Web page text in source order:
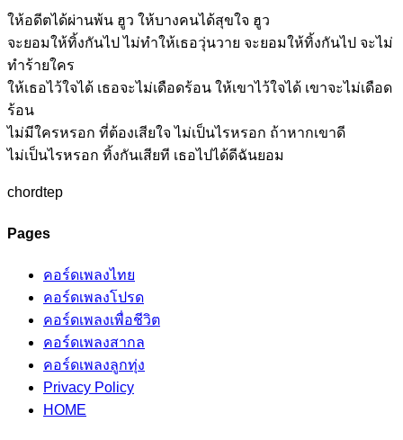
ให้อดีตได้ผ่านพ้น ฮูว ให้บางคนได้สุขใจ ฮูว
จะยอมให้ทิ้งกันไป ไม่ทำให้เธอวุ่นวาย จะยอมให้ทิ้งกันไป จะไม่
ทำร้ายใคร
ให้เธอไว้ใจได้ เธอจะไม่เดือดร้อน ให้เขาไว้ใจได้ เขาจะไม่เดือด
ร้อน
ไม่มีใครหรอก ที่ต้องเสียใจ ไม่เป็นไรหรอก ถ้าหากเขาดี
ไม่เป็นไรหรอก ทิ้งกันเสียที เธอไปได้ดีฉันยอม
chordtep
Pages
คอร์ดเพลงไทย
คอร์ดเพลงโปรด
คอร์ดเพลงเพื่อชีวิต
คอร์ดเพลงสากล
คอร์ดเพลงลูกทุ่ง
Privacy Policy
HOME